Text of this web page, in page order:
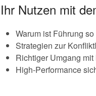
Ihr Nutzen mit
Warum ist Führung
Strategien zur
Richtiger Umgang
High-Performance